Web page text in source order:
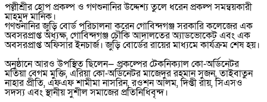
পল্লীশ্রীর হোপ প্রকল্প ও গণশুনানির উদ্দেশ্য তুলে ধরেন প্রকল্প সমন্বয়কারী
মাহমুদ মানিক।
গণশুনানির জুড়ি বোর্ড পরিচালনা করেন গোবিন্দগঞ্জ সরকারি কলেজের এক
অবসরপ্রাপ্ত অধ্যক্ষ, গোবিন্দগঞ্জ চৌকি আদালতের অ্যাডভোকেট এবং এক
অবসরপ্রাপ্ত অফিসার ইনচার্জ। জুড়ি বোর্ডের রায়ের মাধ্যমে কার্যক্রম শেষ হয়।
অনুষ্ঠানে আরও উপস্থিত ছিলেন— প্রকল্পের টেকনিক্যাল কো-অর্ডিনেটর
মতিয়া বেগম মুক্তি, এরিয়া কো-অর্ডিনেটর মাজেদুর রহমান সুজন, তাইবাতুন
নাহার প্রীতি, এফএফ শামীমা নাসরিন, রওশন আলম, দিপ্তী রায়, সিএসও
সদস্য এবং স্থানীয় সুশীল সমাজের প্রতিনিধিবৃন্দ।